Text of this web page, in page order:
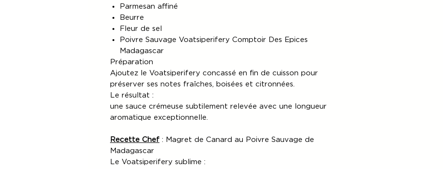
Parmesan affiné
Beurre
Fleur de sel
Poivre Sauvage Voatsiperifery Comptoir Des Epices
Madagascar
Préparation
Ajoutez le Voatsiperifery concassé en fin de cuisson pour
préserver ses notes fraîches, boisées et citronnées.
Le résultat :
une sauce crémeuse subtilement relevée avec une longueur
aromatique exceptionnelle.
Recette Chef : Magret de Canard au Poivre Sauvage de
Madagascar
Le Voatsiperifery sublime :